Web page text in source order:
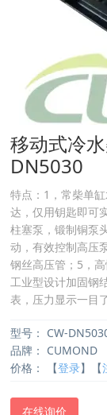
移动式冷
DN5030
特点：1，常柴单
达，仅用钥匙即可
柱塞泵，锻制铜泵
动，有效控制高压
钢丝高压管；5，
工业型设计加固钢
表，压力显示一目
型号： CW-
品牌： CUMOND
价格：
【登录】【
在线询价